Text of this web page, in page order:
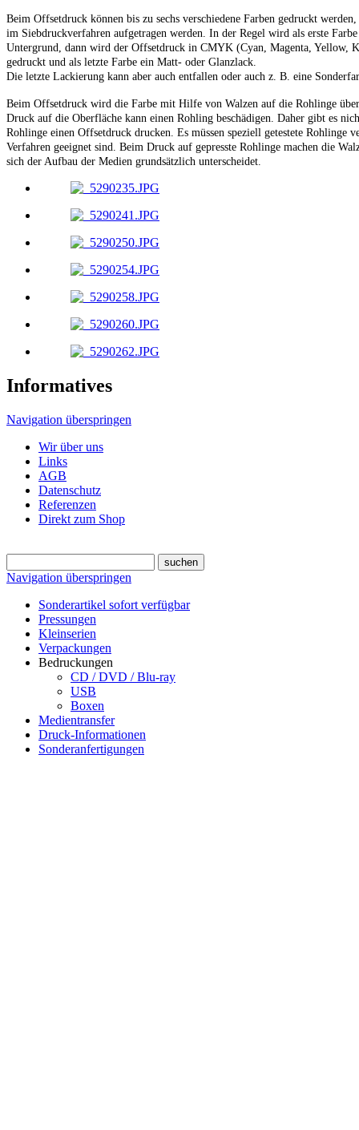
Beim Offsetdruck können bis zu sechs verschiedene Farben gedruckt
im Siebdruckverfahren aufgetragen werden. In der Regel wird als erste
Untergrund, dann wird der Offsetdruck in CMYK (Cyan, Magenta, Yellow,
gedruckt und als letzte Farbe ein Matt- oder Glanzlack.
Die letzte Lackierung kann aber auch entfallen oder auch z. B. eine
Beim Offsetdruck wird die Farbe mit Hilfe von Walzen auf die Rohlinge
Druck auf die Oberfläche kann einen Rohling beschädigen. Daher gibt es
Rohlinge einen Offsetdruck drucken. Es müssen speziell getestete Rohlinge
Verfahren geeignet sind. Beim Druck auf gepresste Rohlinge machen die
sich der Aufbau der Medien grundsätzlich unterscheidet.
Informatives
Navigation überspringen
Wir über uns
Links
AGB
Datenschutz
Referenzen
Direkt zum Shop
Navigation überspringen
Sonderartikel sofort verfügbar
Pressungen
Kleinserien
Verpackungen
Bedruckungen
CD / DVD / Blu-ray
USB
Boxen
Medientransfer
Druck-Informationen
Sonderanfertigungen